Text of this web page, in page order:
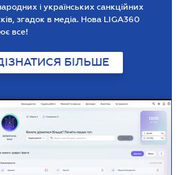
і українських санкційних
згадок в медіа. Нова LIGA360
все!
БІЛЬШЕ